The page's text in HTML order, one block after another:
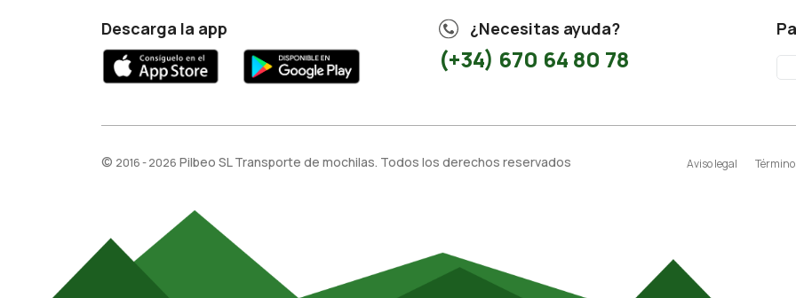
Descarga la app ¿Necesitas ayuda?
(+34) 670 64 80 78
© 2016 - 2026 Pilbeo SL Transporte de mochilas. Todos los derechos reservados Aviso legal